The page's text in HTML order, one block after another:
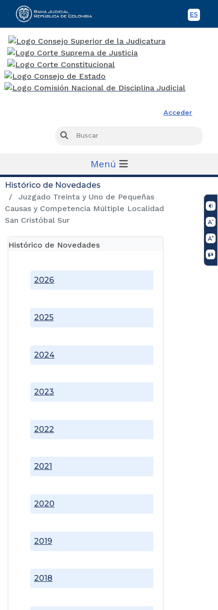
ES
Acceder
Buscar
Menú
Histórico de Novedades
Juzgado Treinta y Uno de Pequeñas
Causas y Competencia Múltiple Localidad
San Cristóbal Sur
Histórico de Novedades
2018
2019
2020
2021
2022
2023
2024
2025
2026